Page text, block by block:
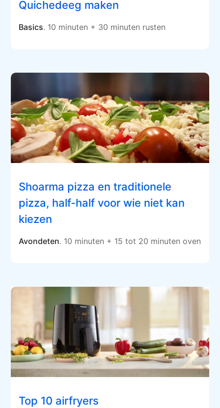
Quichedeeg maken
Basics. 10 minuten + 30 minuten rusten
Shoarma pizza en traditionele
pizza, half-half voor wie niet kan
kiezen
Avondeten. 10 minuten + 15 tot 20 minuten oven
Top 10 airfryers